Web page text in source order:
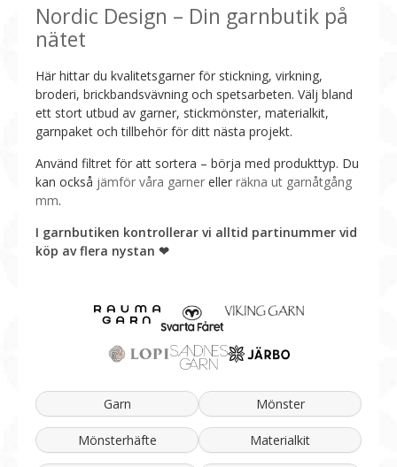
Nordic Design – Din garnbutik på
nätet
Här hittar du kvalitetsgarner för stickning, virkning,
broderi, brickbandsvävning och spetsarbeten. Välj bland
ett stort utbud av garner, stickmönster, materialkit,
garnpaket och tillbehör för ditt nästa projekt.
Använd filtret för att sortera – börja med produkttyp. Du
kan också jämför våra garner eller räkna ut garnåtgång
mm.
I garnbutiken kontrollerar vi alltid partinummer vid
köp av flera nystan ❤︎
Garn Mönster
Mönsterhäfte Materialkit